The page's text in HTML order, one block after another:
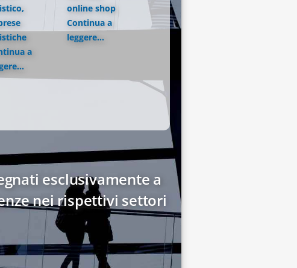
a
online shop
Continua a
leggere...
esclusivamente a
nei rispettivi settori